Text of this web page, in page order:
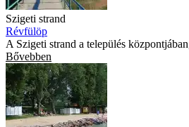
Szigeti strand
Révfülöp
A Szigeti strand a település
Bővebben